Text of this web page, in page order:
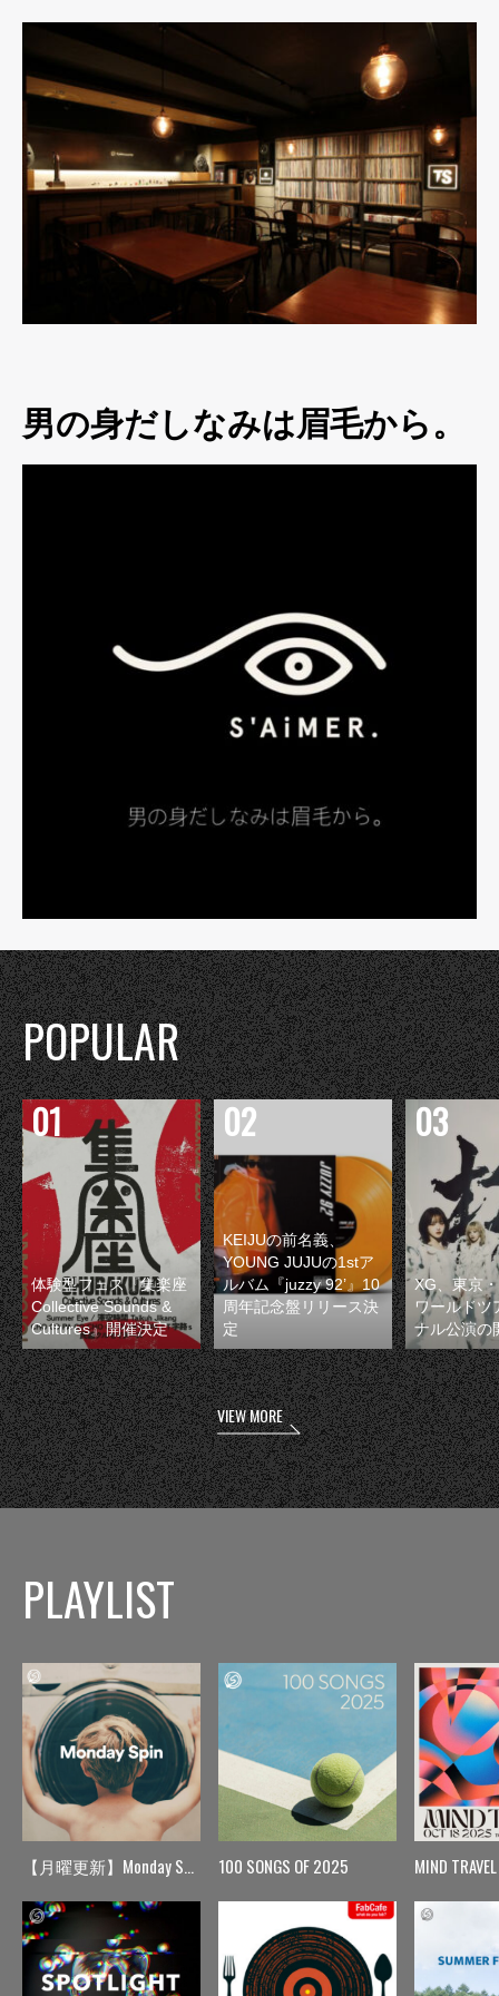
男の身だしなみは眉毛から。
POPULAR
体験型フェス『集楽座
Collective Sounds &
Cultures』開催決定
KEIJUの前名義、
YOUNG JUJUの1stア
ルバム『juzzy 92’』10
周年記念盤リリース決
定
XG、東京
ワールドツ
ナル公演の
VIEW MORE
PLAYLIST
【月曜更新】Monday Spin 100 SONGS OF 2025 MIND TRAVEL